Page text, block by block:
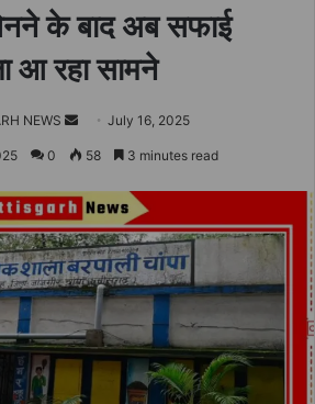
के बाद अब सफाई
आ रहा सामने
NEWS
Send
an
July 16, 2025
0 58 3 minutes read